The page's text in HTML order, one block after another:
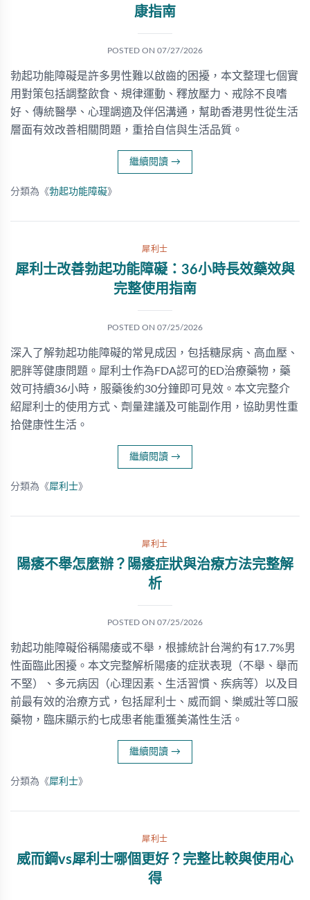
康指南
POSTED ON 07/27/2026
勃起功能障礙是許多男性難以啟齒的困擾，本文整理七個實
用對策包括調整飲食、規律運動、釋放壓力、戒除不良嗜
好、傳統醫學、心理調適及伴侶溝通，幫助香港男性從生活
層面有效改善相關問題，重拾自信與生活品質。
繼續閱讀 →
分類為《勃起功能障礙》
犀利士
犀利士改善勃起功能障礙：36小時長效藥效與
完整使用指南
POSTED ON 07/25/2026
深入了解勃起功能障礙的常見成因，包括糖尿病、高血壓、
肥胖等健康問題。犀利士作為FDA認可的ED治療藥物，藥
效可持續36小時，服藥後約30分鐘即可見效。本文完整介
紹犀利士的使用方式、劑量建議及可能副作用，協助男性重
拾健康性生活。
繼續閱讀 →
分類為《犀利士》
犀利士
陽痿不舉怎麼辦？陽痿症狀與治療方法完整解
析
POSTED ON 07/25/2026
勃起功能障礙俗稱陽痿或不舉，根據統計台灣約有17.7%男
性面臨此困擾。本文完整解析陽痿的症狀表現（不舉、舉而
不堅）、多元病因（心理因素、生活習慣、疾病等）以及目
前最有效的治療方式，包括犀利士、威而鋼、樂威壯等口服
藥物，臨床顯示約七成患者能重獲美滿性生活。
繼續閱讀 →
分類為《犀利士》
犀利士
威而鋼vs犀利士哪個更好？完整比較與使用心
得